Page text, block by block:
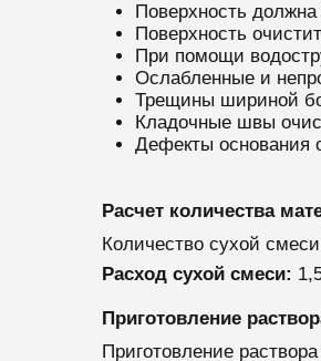
Поверхность
Поверхность
При помощи
Ослабленные и
Трещины шириной
Кладочные швы
Дефекты основания
Расчет количества
Количество сухой
Расход сухой смеси:
Приготовление
Приготовление